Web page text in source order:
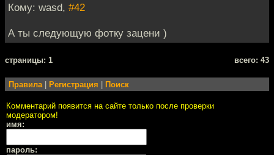
Кому: wasd, #42
А ты следующую фотку зацени )
cтраницы: 1 всего: 43
Правила | Регистрация | Поиск
Комментарий появится на сайте только после проверки
модератором!
имя:
пароль: